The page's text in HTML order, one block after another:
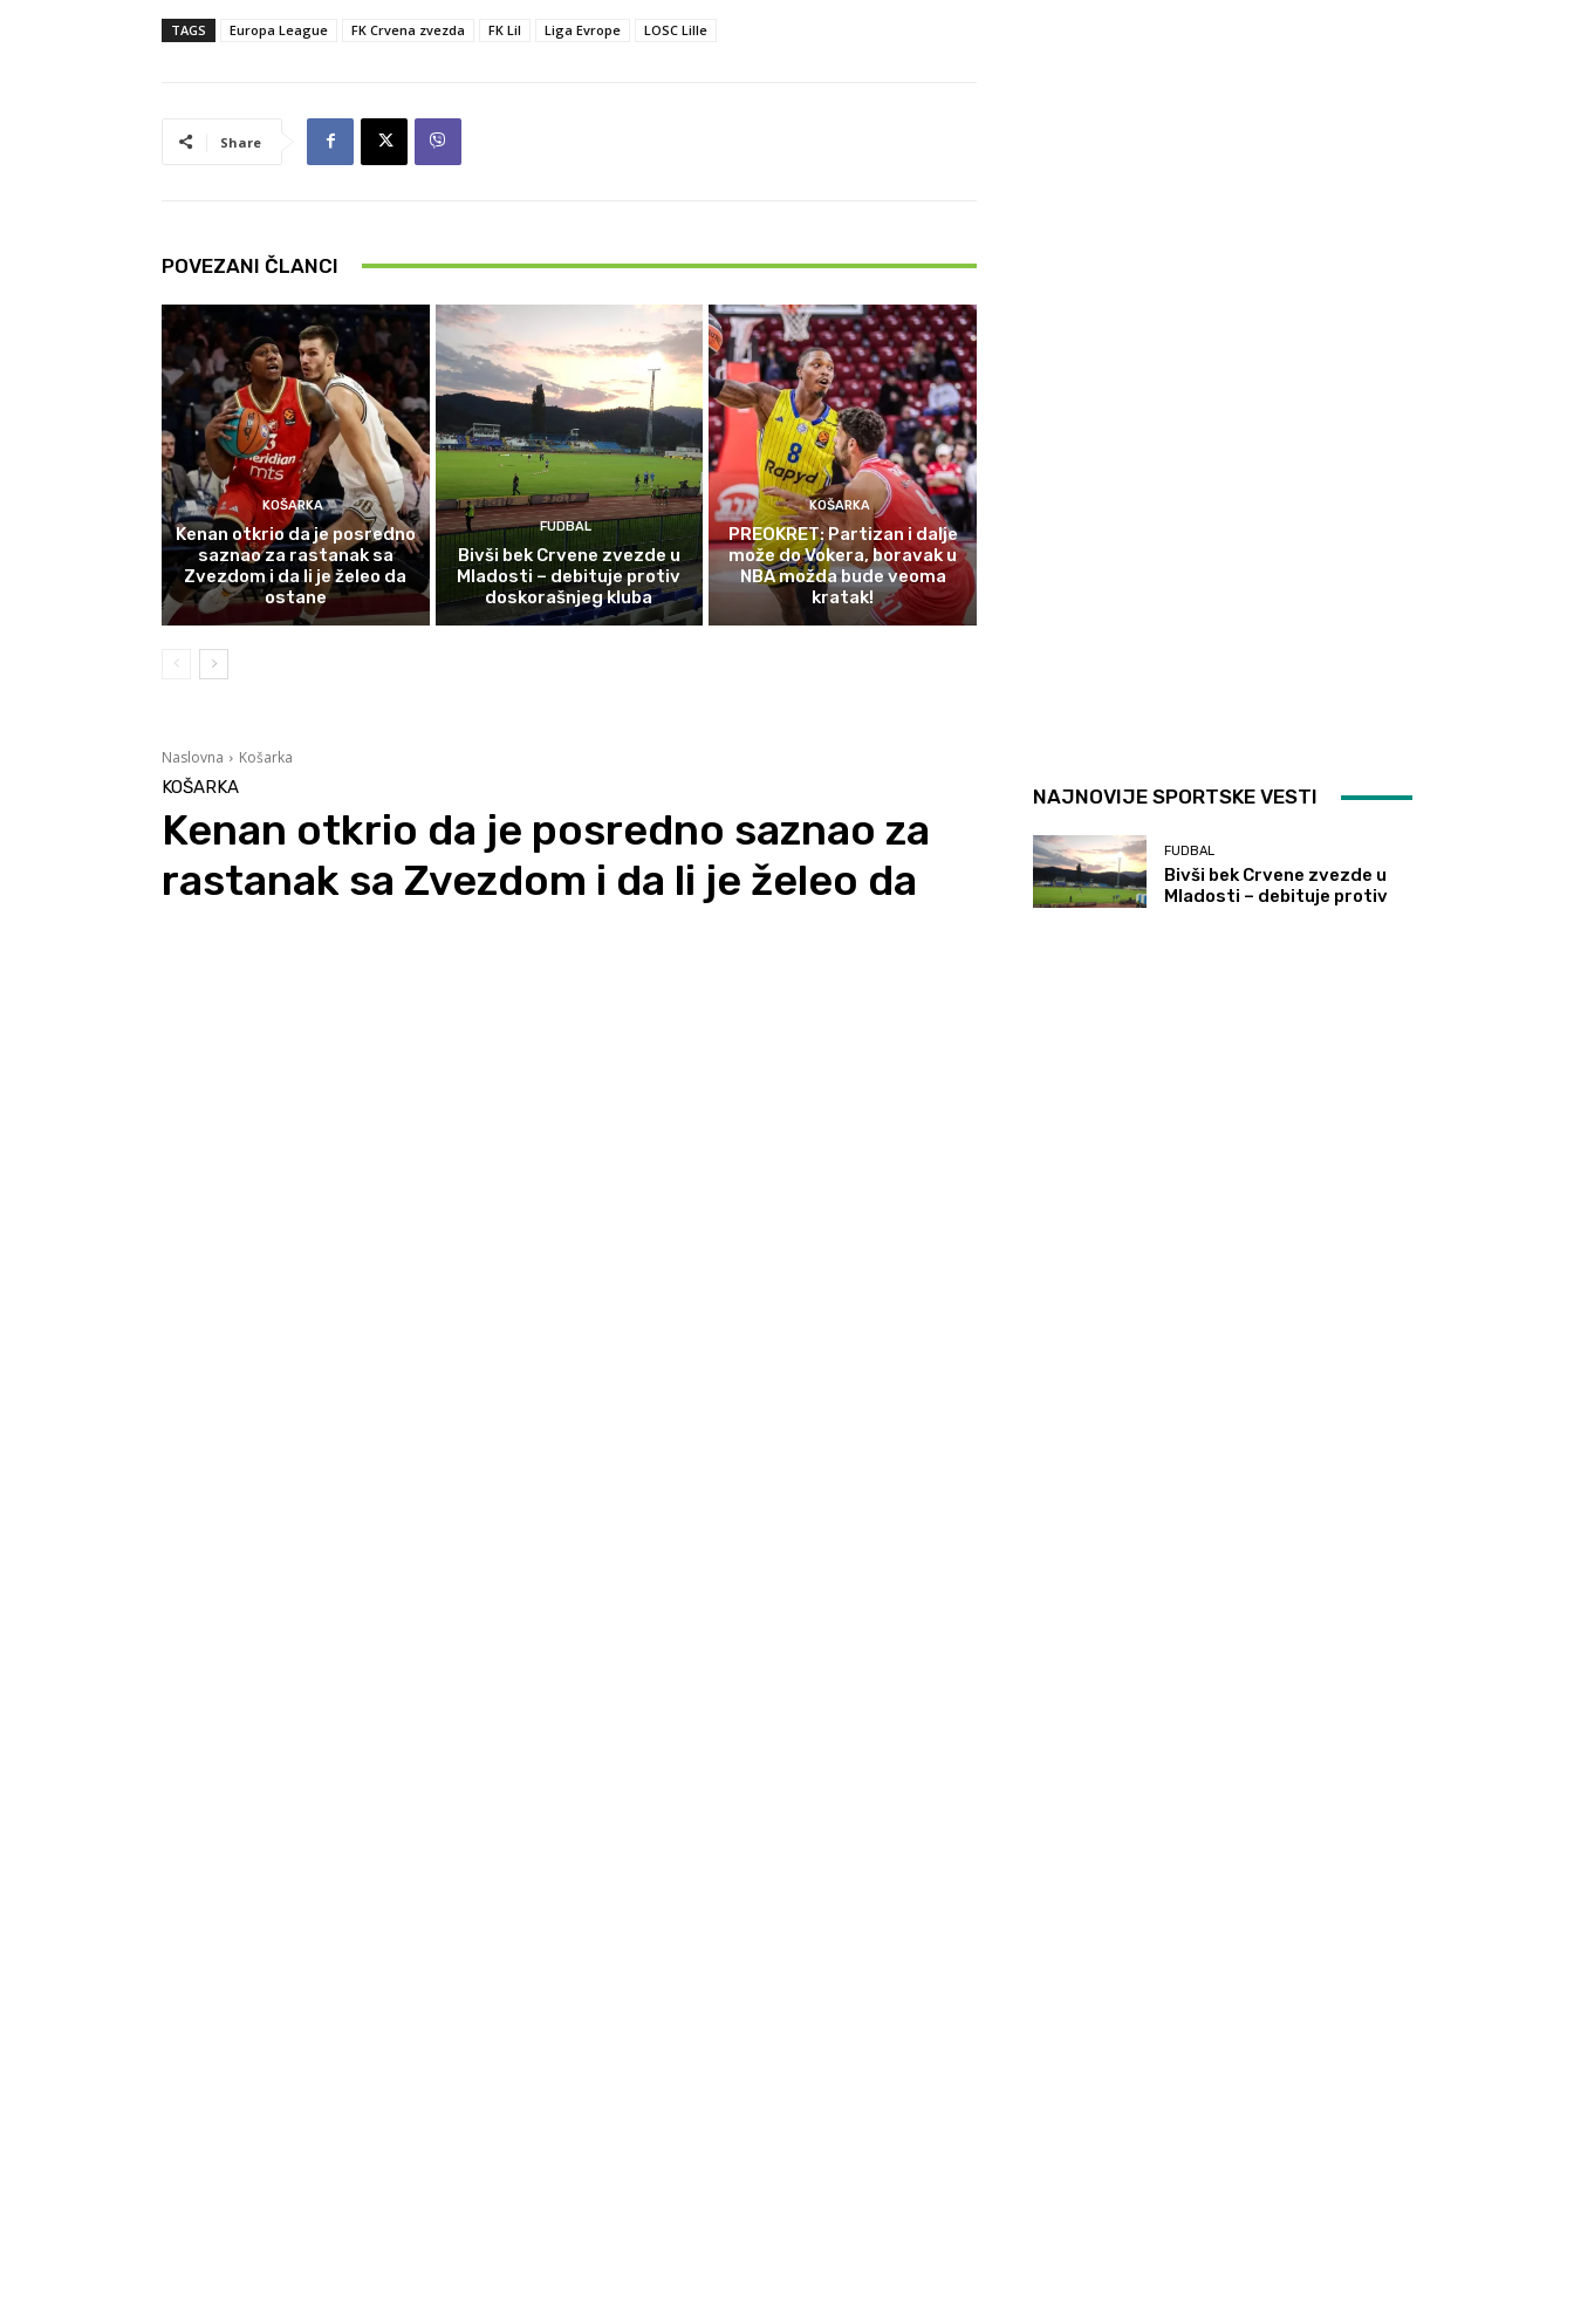
TAGS Europa League FK Crvena zvezda FK Lil Liga Evrope LOSC Lille
Share
POVEZANI ČLANCI
KOŠARKA
Kenan otkrio da je posredno
saznao za rastanak sa
Zvezdom i da li je želeo da
ostane
FUDBAL
Bivši bek Crvene zvezde u
Mladosti – debituje protiv
doskorašnjeg kluba
KOŠARKA
PREOKRET: Partizan i dalje
može do Vokera, boravak u
NBA možda bude veoma
kratak!